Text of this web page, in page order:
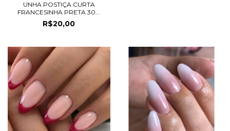
UNHA POSTIÇA CURTA
FRANCESINHA PRETA 30...
R$20,00